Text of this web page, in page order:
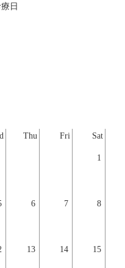
日
Thu Fri Sat
1
6 7 8
13 14 15